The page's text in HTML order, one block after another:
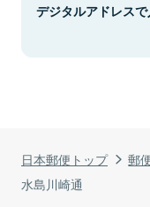
日本郵便トップ 郵
水島川崎通
デジタルアドレスで